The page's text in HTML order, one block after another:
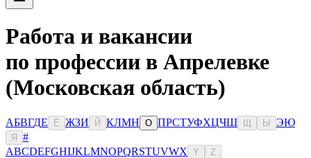
Работа и вакансии
по профессии в Апрелевке
(Московская область)
АБВГДЕ Ё ЖЗИ Й КЛМН О ПРСТУФХЦЧШ Ы ЭЮ
Я
#
ABCDEFGHIJKLMNOPQRSTUVWX Y Z